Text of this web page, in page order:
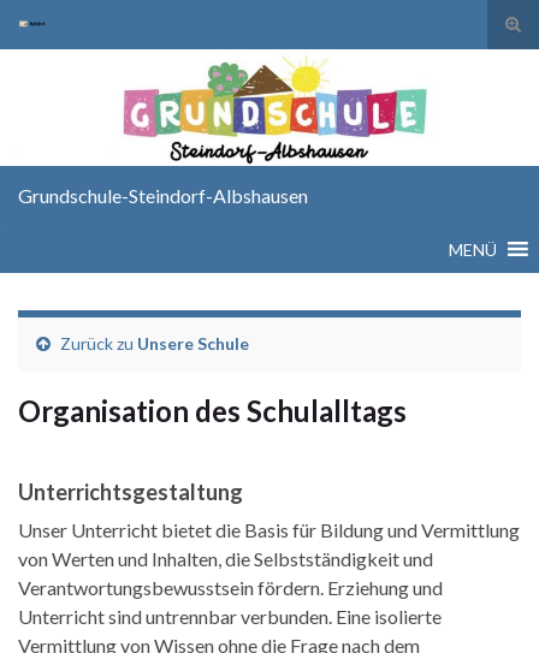
Search for:
Grundschule-Steindorf-Albshausen
MENÜ
Zurück zu Unsere Schule
Organisation des Schulalltags
Unterrichtsgestaltung
Unser Unterricht bietet die Basis für Bildung und Vermittlung
von Werten und Inhalten, die Selbstständigkeit und
Verantwortungsbewusstsein fördern. Erziehung und
Unterricht sind untrennbar verbunden. Eine isolierte
Vermittlung von Wissen ohne die Frage nach dem